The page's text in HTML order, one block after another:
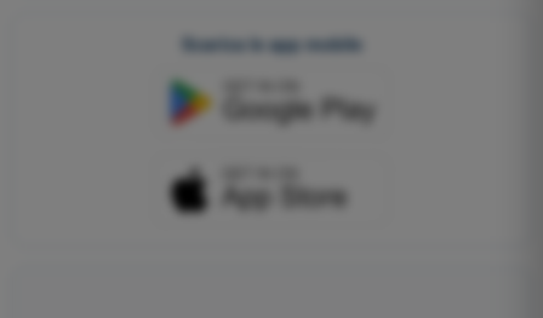
Scarica le app mobile